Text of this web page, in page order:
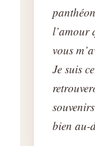
l’amour
vous
Je suis
bien au-